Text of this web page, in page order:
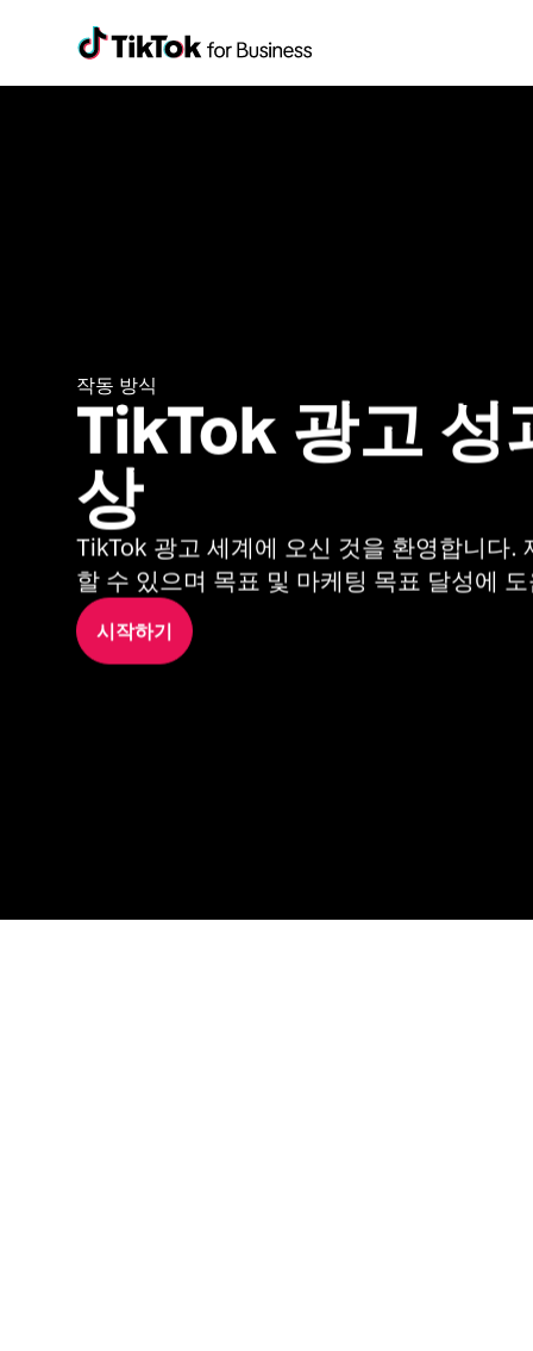
작동 방식
TikTok 광고 성
상
TikTok 광고 세계에 오신 것을 환영합니다.
할 수 있으며 목표 및 마케팅 목표 달성에
시작하기